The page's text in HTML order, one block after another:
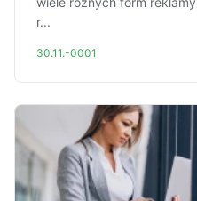
r...
30.11.-0001